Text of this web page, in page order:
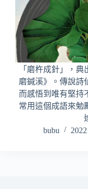
「磨杵成針」，
磨鍼溪》。傳說詩
而感悟到唯有堅持
常用這個成語來勉
bubu